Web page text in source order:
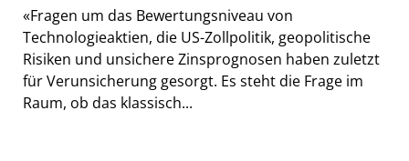
«Fragen um das Bewertungsniveau von
Technologieaktien, die US-Zollpolitik, geopolitische
Risiken und unsichere Zinsprognosen haben zuletzt
für Verunsicherung gesorgt. Es steht die Frage im
Raum, ob das klassisch...